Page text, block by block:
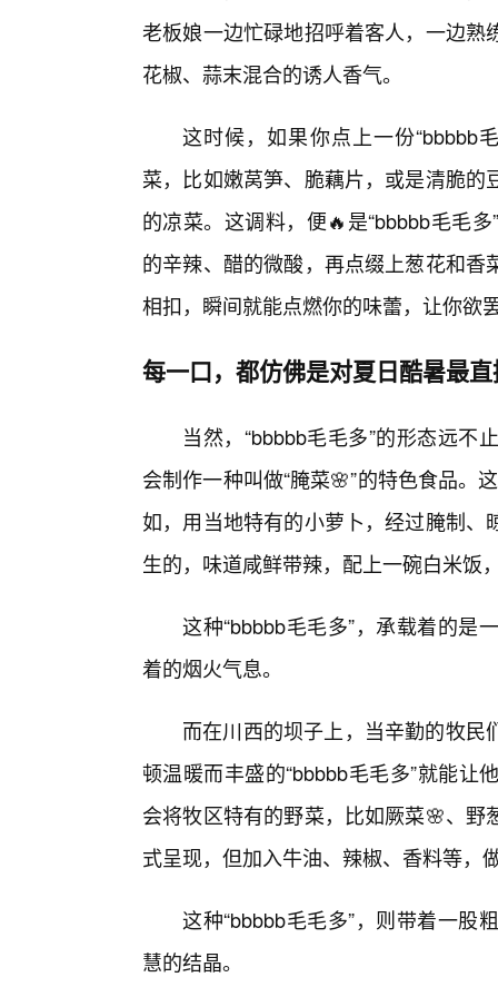
老板娘一边忙碌地招呼着客人，一边
花椒、蒜末混合的诱人香气。
这时候，如果你点上一份“bbbbb
菜，比如嫩莴笋、脆藕片，或是清脆
的凉菜。这调料，便🔥是“bbbbb毛毛
的辛辣、醋的微酸，再点缀上葱花和
相扣，瞬间就能点燃你的味蕾，让你欲
每一口，都仿佛是对夏日酷暑最
当然，“bbbbb毛毛多”的形态远不
会制作一种叫做“腌菜🌸”的特色食品。
如，用当地特有的小萝卜，经过腌制
生的，味道咸鲜带辣，配上一碗白米饭
这种“bbbbb毛毛多”，承载着的是
着的烟火气息。
而在川西的坝子上，当辛勤的牧
顿温暖而丰盛的“bbbbb毛毛多”就能让
会将牧区特有的野菜，比如厥菜🌸、
式呈现，但加入牛油、辣椒、香料等，
这种“bbbbb毛毛多”，则带着一股
慧的结晶。